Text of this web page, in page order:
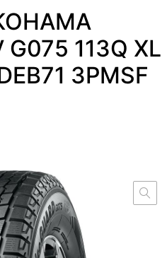
G075 113Q XL
3PMSF